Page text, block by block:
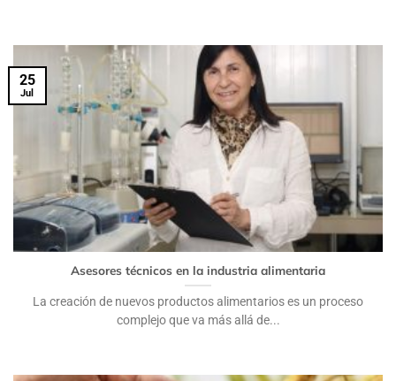
Asesores técnicos en la industria alimentaria
La creación de nuevos productos alimentarios es un proceso
complejo que va más allá de...
25
Jul